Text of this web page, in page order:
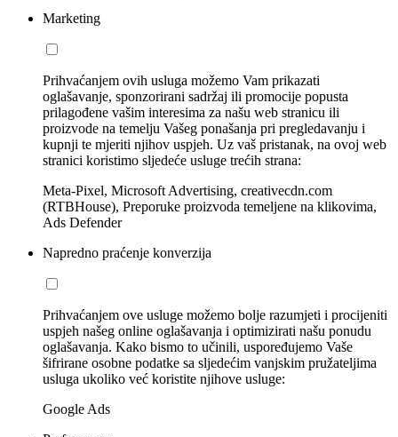
Marketing
Prihvaćanjem ovih usluga možemo Vam prikazati
oglašavanje, sponzorirani sadržaj ili promocije popusta
prilagođene vašim interesima za našu web stranicu ili
proizvode na temelju Vašeg ponašanja pri pregledavanju i
kupnji te mjeriti njihov uspjeh. Uz vaš pristanak, na ovoj web
stranici koristimo sljedeće usluge trećih strana:
Meta-Pixel, Microsoft Advertising, creativecdn.com
(RTBHouse), Preporuke proizvoda temeljene na klikovima,
Ads Defender
Napredno praćenje konverzija
Prihvaćanjem ove usluge možemo bolje razumjeti i procijeniti
uspjeh našeg online oglašavanja i optimizirati našu ponudu
oglašavanja. Kako bismo to učinili, uspoređujemo Vaše
šifrirane osobne podatke sa sljedećim vanjskim pružateljima
usluga ukoliko već koristite njihove usluge:
Google Ads